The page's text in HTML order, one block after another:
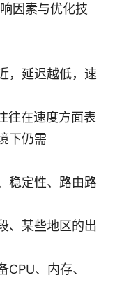
因素与优化技
，延迟越低，速
往在速度方面表
下仍需
稳定性、路由路
、某些地区的出
、内存、